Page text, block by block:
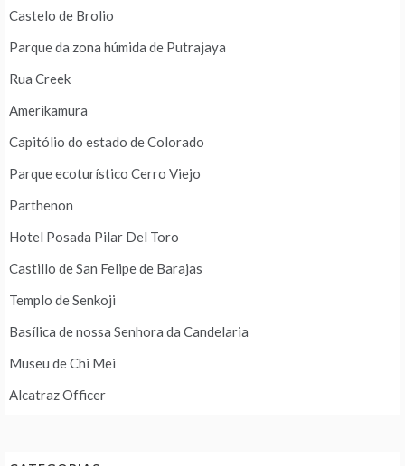
Castelo de Brolio
Parque da zona húmida de Putrajaya
Rua Creek
Amerikamura
Capitólio do estado de Colorado
Parque ecoturístico Cerro Viejo
Parthenon
Hotel Posada Pilar Del Toro
Castillo de San Felipe de Barajas
Templo de Senkoji
Basílica de nossa Senhora da Candelaria
Museu de Chi Mei
Alcatraz Officer